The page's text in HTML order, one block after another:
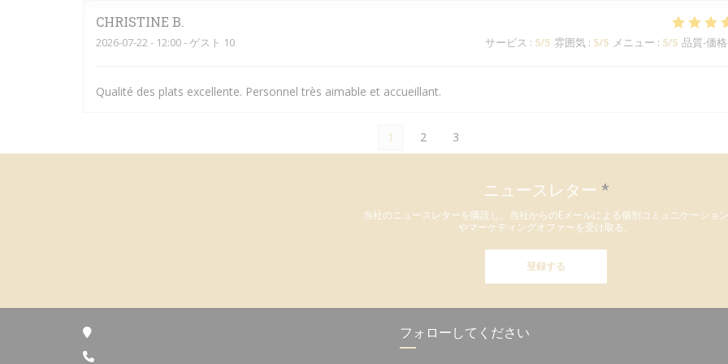
CHRISTINE B
2026-07-22 - 12:00 - ゲスト 10 サービス : 5/5 雰囲気 : 5/5 メニュー : 5/5 品質-価格
Qualité des plats excellente. Personnel très aimable et accueillant.
1 2 3
ニュースレター *
当社のニュースレターを購読し、当社からのEメールによる個別コミュニケーション
やマーケティングオファーを受け取る。
登録する
フォローしてください